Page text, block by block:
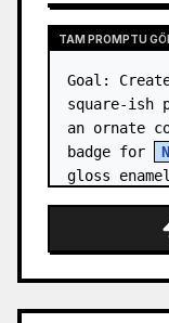
TAM PROMPTU
Goal:
square-ish
an ornate
badge for
gloss
Canvas: